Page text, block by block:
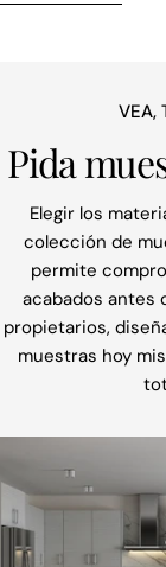
VEA,
Pida
Elegir los
colección de
permite
acabados antes
propietarios,
muestras hoy